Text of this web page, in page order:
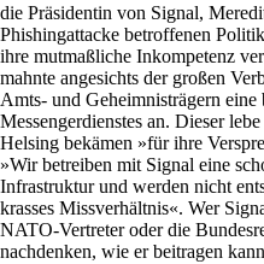
die Präsidentin von Signal,
Phishingattacke betroffenen
ihre mutmaßliche Inkompetenz
mahnte angesichts der großen
Amts- und Geheimnisträgern eine
Messengerdienstes an. Dieser
Helsing bekämen »für ihre
»Wir betreiben mit Signal eine
Infrastruktur und werden nicht
krasses Missverhältnis«. Wer
NATO-Vertreter oder die
nachdenken, wie er beitragen